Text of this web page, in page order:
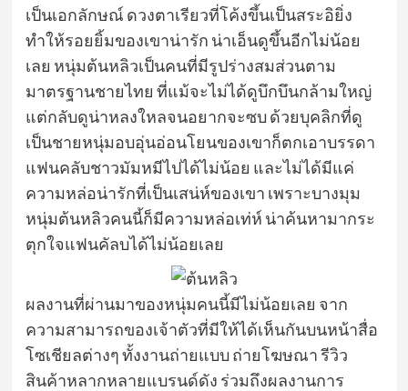
เป็นเอกลักษณ์ ดวงตาเรียวที่โค้งขึ้นเป็นสระอิยิ่ง
ทำให้รอยยิ้มของเขาน่ารัก น่าเอ็นดูขึ้นอีกไม่น้อย
เลย หนุ่มต้นหลิวเป็นคนที่มีรูปร่างสมส่วนตาม
มาตรฐานชายไทย ที่แม้จะไม่ได้ดูบึกบึนกล้ามใหญ่
แต่กลับดูน่าหลงใหลจนอยากจะซบ ด้วยบุคลิกที่ดู
เป็นชายหนุ่มอบอุ่นอ่อนโยนของเขาก็ตกเอาบรรดา
แฟนคลับชาวมัมหมีไปได้ไม่น้อย และไม่ได้มีแค่
ความหล่อน่ารักที่เป็นเสน่ห์ของเขา เพราะบางมุม
หนุ่มต้นหลิวคนนี้ก็มีความหล่อเท่ห์ น่าค้นหามากระ
ตุกใจแฟนคัลบได้ไม่น้อยเลย
ผลงานที่ผ่านมาของหนุ่มคนนี้มีไม่น้อยเลย จาก
ความสามารถของเจ้าตัวที่มีให้ได้เห็นกันบนหน้าสื่อ
โซเชียลต่างๆ ทั้งงานถ่ายแบบ ถ่ายโฆษณา รีวิว
สินค้าหลากหลายแบรนด์ดัง ร่วมถึงผลงานการ